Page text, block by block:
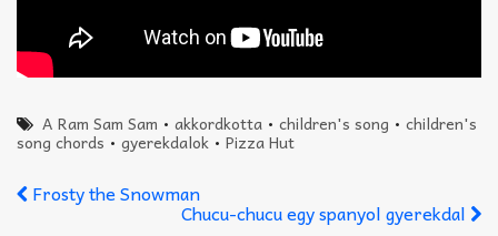
A Ram Sam Sam •akkordkotta •children's song •children's
song chords • gyerekdalok • Pizza Hut
Frosty the Snowman
Chucu-chucu egy spanyol gyerekdal